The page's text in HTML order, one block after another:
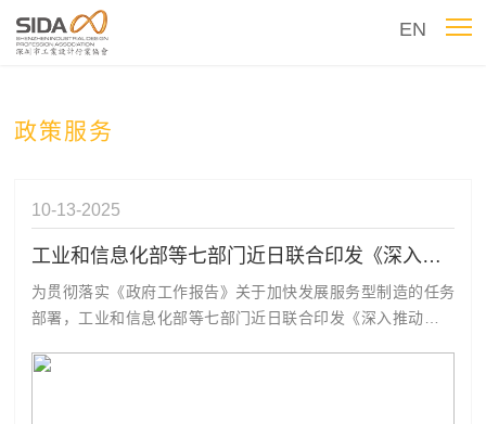
EN
政策服务
10-13 2025
工业和信息化部等七部门近日联合印发《深入推动服务型制造创新发展实施方案（2025—2028年）》
为贯彻落实《政府工作报告》关于加快发展服务型制造的任务
部署，工业和信息化部等七部门近日联合印发《深入推动服务
年，打造服务型制造升级版，完成20项标准制定，打造50个领